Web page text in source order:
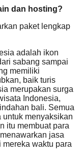
dan hosting?
paket lengkap
adalah ikon
sabang sampai
memiliki
baik turis
merupakan surga
Indonesia,
bali. Semua
menyaksikan
itu membuat para
jasa
waktu para